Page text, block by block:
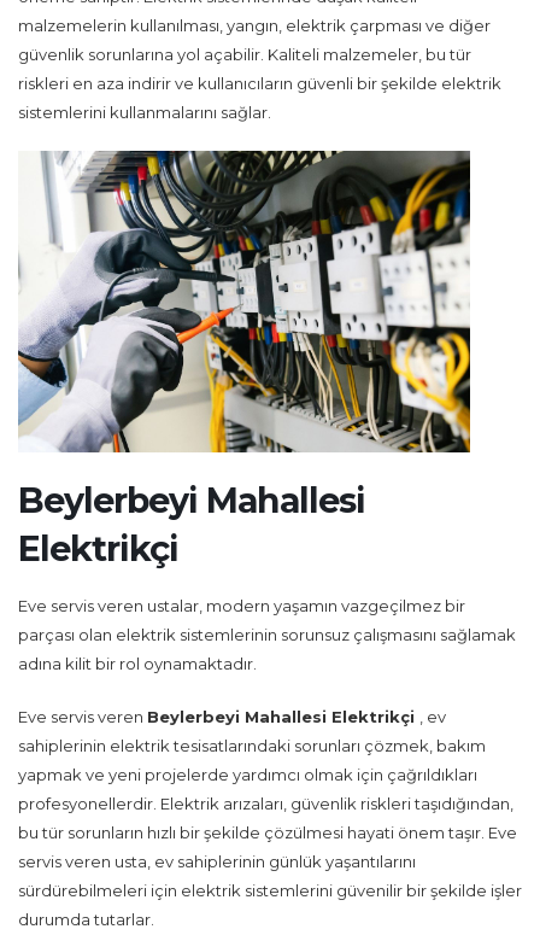
malzemelerin kullanılması, yangın, elektrik çarpması ve diğer
güvenlik sorunlarına yol açabilir. Kaliteli malzemeler, bu tür
riskleri en aza indirir ve kullanıcıların güvenli bir şekilde elektrik
sistemlerini kullanmalarını sağlar.
Beylerbeyi Mahallesi
Elektrikçi
Eve servis veren ustalar, modern yaşamın vazgeçilmez bir
parçası olan elektrik sistemlerinin sorunsuz çalışmasını sağlamak
adına kilit bir rol oynamaktadır.
Eve servis veren Beylerbeyi Mahallesi Elektrikçi
, ev
sahiplerinin elektrik tesisatlarındaki sorunları çözmek, bakım
yapmak ve yeni projelerde yardımcı olmak için çağrıldıkları
profesyonellerdir. Elektrik arızaları, güvenlik riskleri taşıdığından,
bu tür sorunların hızlı bir şekilde çözülmesi hayati önem taşır. Eve
servis veren usta, ev sahiplerinin günlük yaşantılarını
sürdürebilmeleri için elektrik sistemlerini güvenilir bir şekilde işler
durumda tutarlar.